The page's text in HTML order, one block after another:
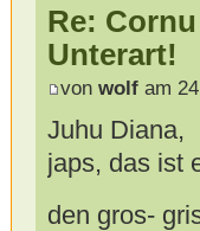
Re:
Unterart!
von wolfam
Juhu Diana,
japs, das ist
den gros-